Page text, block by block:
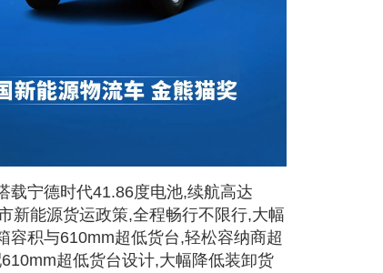
载宁德时代41.86度电池,续航高达
新能源货运政策,全程畅行不限行,大幅
容积与610mm超低货台,轻松容纳商超
超低货台设计,大幅降低装卸货